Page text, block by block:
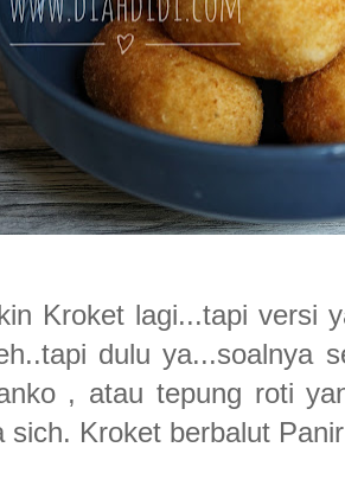
Kroket lagi...tapi versi
dulu ya...soalnya
, atau tepung roti
sich. Kroket berbalut